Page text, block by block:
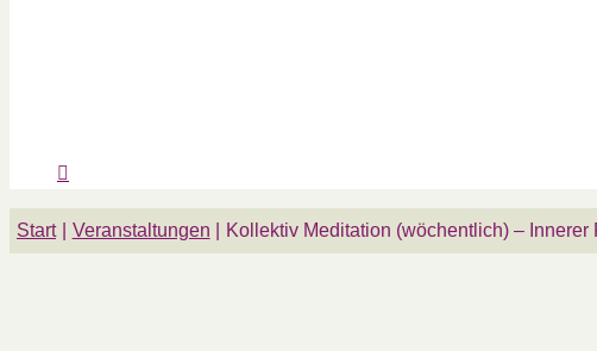
Start Veranstaltungen Kollektiv Meditation (wöchentlich) –